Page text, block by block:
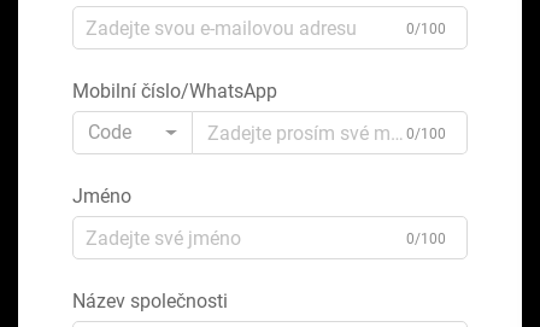
0/100
Mobilní číslo/WhatsApp
Code
0/100
Jméno
0/100
Název společnosti